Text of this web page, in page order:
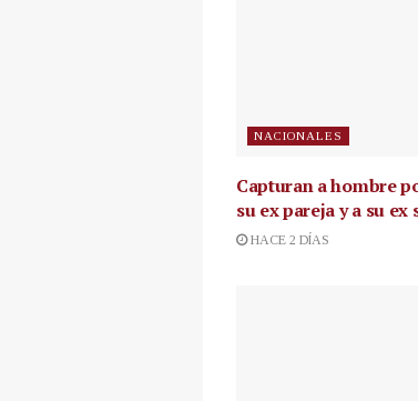
NACIONALES
Capturan a hombre
su ex pareja y a su
HACE 2 DÍAS